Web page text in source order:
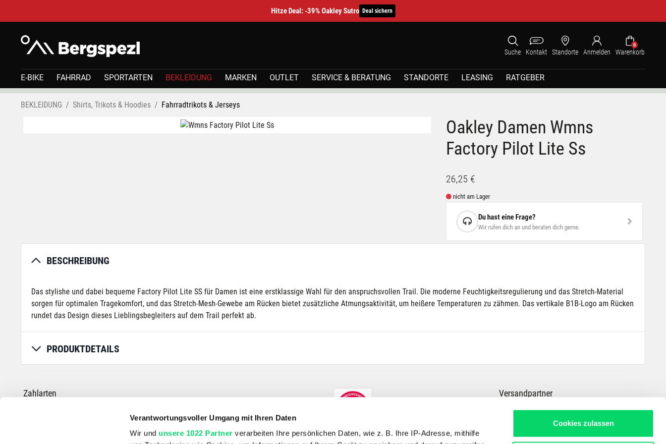
Verantwortungsvoller Umgang mit Ihren Daten
Wir und unsere 1022 Partner verarbeiten Ihre persönlichen Daten, wie z. B. Ihre IP-Adresse, mithilfe
Cookies zulassen
Hitze Deal: -39% Oakley Sutro Deal sichern
Suche Kontakt Standorte Anmelden
0
Warenkorb
E-BIKE FAHRRAD SPORTARTEN BEKLEIDUNG MARKEN OUTLET SERVICE & BERATUNG STANDORTE LEASING RATGEBER
BEKLEIDUNG Shirts, Trikots & Hoodies Fahrradtrikots & Jerseys
Oakley Damen Wmns
Factory Pilot Lite Ss
26,25 €
nicht am Lager
Du hast eine Frage?
Wir rufen dich an und beraten dich gerne.
BESCHREIBUNG
Das stylishe und dabei bequeme Factory Pilot Lite SS für Damen ist eine erstklassige Wahl für den anspruchsvollen Trail. Die moderne Feuchtigkeitsregulierung und das Stretch-Material
sorgen für optimalen Tragekomfort, und das Stretch-Mesh-Gewebe am Rücken bietet zusätzliche Atmungsaktivität, um heißere Temperaturen zu zähmen. Das vertikale B1B-Logo am Rücken
rundet das Design dieses Lieblingsbegleiters auf dem Trail perfekt ab.
PRODUKTDETAILS
Zahlarten Versandpartner